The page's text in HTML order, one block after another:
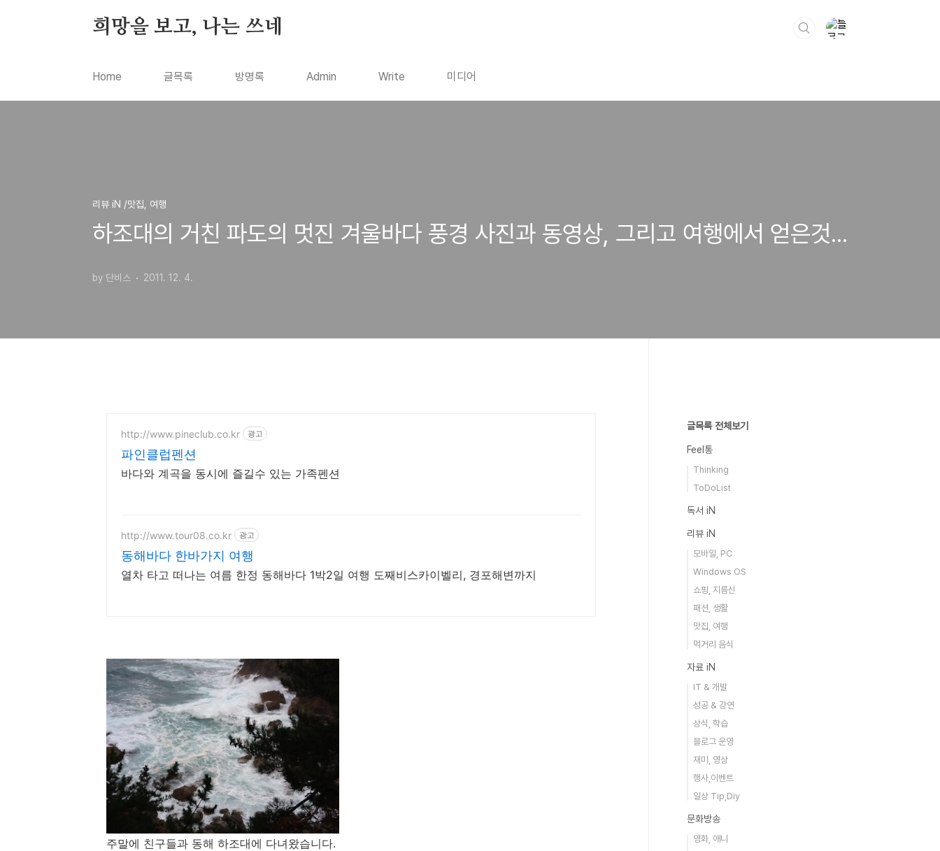
희망을 보고, 나는 쓰네
Home 글목록 방명록 Admin Write 미디어
리뷰 iN /맛집, 여행
하조대의 거친 파도의 멋진 겨울바다 풍경 사진과 동영상, 그리고 여행에서 얻은것...
by 단비스 2011. 12. 4.
http://www.pineclub.co.kr 광고
파인클럽펜션
바다와 계곡을 동시에 즐길수 있는 가족펜션
http://www.tour08.co.kr 광고
동해바다 한바가지 여행
열차 타고 떠나는 여름 한정 동해바다 1박2일 여행 도째비스카이벨리, 경포해변까지
주말에 친구들과 동해 하조대에 다녀왔습니다.
글목록 전체보기
Feel통
Thinking
ToDoList
독서 iN
리뷰 iN
모바일, PC
Windows OS
쇼핑, 지름신
패션, 생활
맛집, 여행
먹거리 음식
자료 iN
IT & 개발
성공 & 강연
상식, 학습
블로그 운영
재미, 영상
행사,이벤트
일상 Tip,Diy
문화방송
영화, 애니